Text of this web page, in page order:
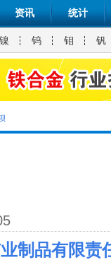
资讯 统计
镍 钨 钼 钒
制品有限责